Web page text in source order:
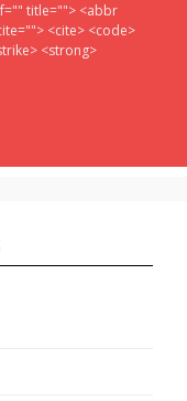
title=""> <abbr
<cite> <code>
<strong>